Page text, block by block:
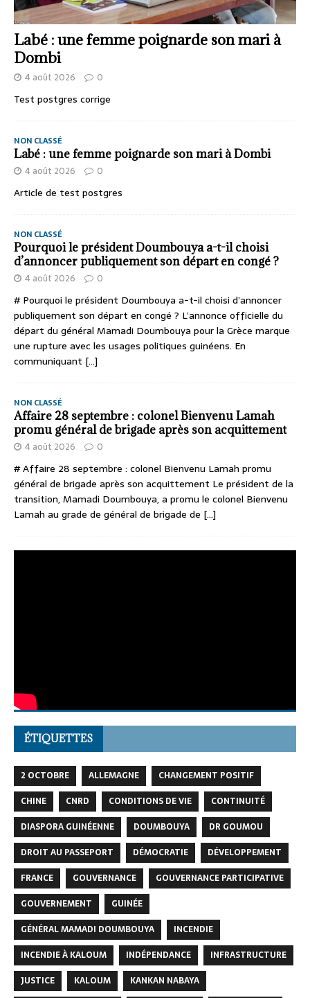
Labé : une femme poignarde son mari à
Dombi
4 août 2026 0
Test postgres corrige
NON CLASSÉ
Labé : une femme poignarde son mari à Dombi
4 août 2026 0
Article de test postgres
NON CLASSÉ
Pourquoi le président Doumbouya a-t-il choisi
d’annoncer publiquement son départ en congé ?
4 août 2026 0
# Pourquoi le président Doumbouya a-t-il choisi d’annoncer
publiquement son départ en congé ? L’annonce officielle du
départ du général Mamadi Doumbouya pour la Grèce marque
une rupture avec les usages politiques guinéens. En
communiquant [...]
NON CLASSÉ
Affaire 28 septembre : colonel Bienvenu Lamah
promu général de brigade après son acquittement
4 août 2026 0
# Affaire 28 septembre : colonel Bienvenu Lamah promu
général de brigade après son acquittement Le président de la
transition, Mamadi Doumbouya, a promu le colonel Bienvenu
Lamah au grade de général de brigade de [...]
ÉTIQUETTES
2 OCTOBRE ALLEMAGNE
CHANGEMENT POSITIF
CHINE
CNRD CONDITIONS DE VIE
CONTINUITÉ
DIASPORA GUINÉENNE
DOUMBOUYA
DR GOUMOU
DROIT AU PASSEPORT
DÉMOCRATIE
DÉVELOPPEMENT
FRANCE
GOUVERNANCE
GOUVERNANCE PARTICIPATIVE
GOUVERNEMENT
GUINÉE
GÉNÉRAL MAMADI DOUMBOUYA
INCENDIE
INCENDIE À KALOUM
INDÉPENDANCE
INFRASTRUCTURE
JUSTICE
KALOUM
KANKAN NABAYA